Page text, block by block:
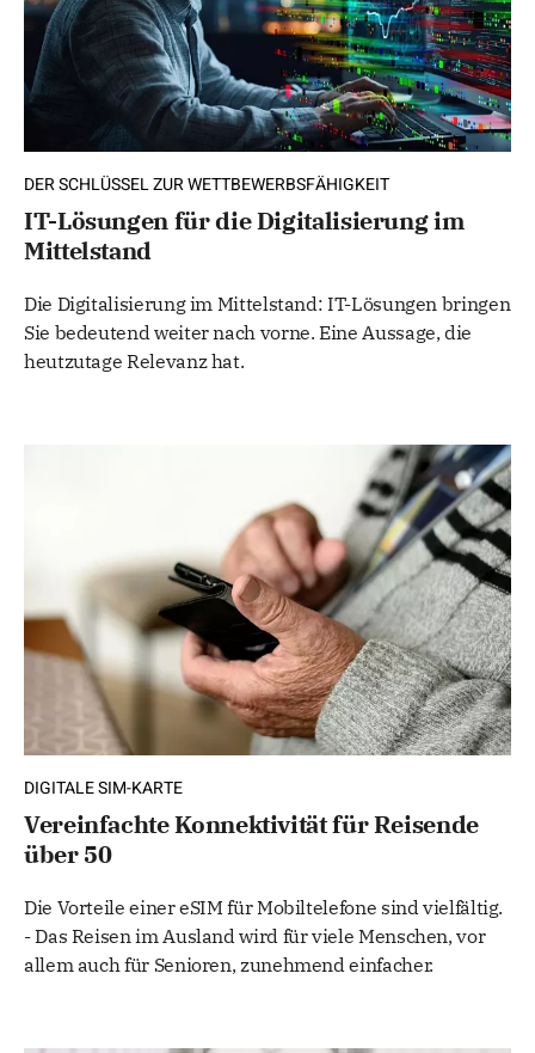
DER SCHLÜSSEL ZUR WETTBEWERBSFÄHIGKEIT
IT-Lösungen für die Digitalisierung im
Mittelstand
Die Digitalisierung im Mittelstand: IT-Lösungen bringen
Sie bedeutend weiter nach vorne. Eine Aussage, die
heutzutage Relevanz hat.
DIGITALE SIM-KARTE
Vereinfachte Konnektivität für Reisende
über 50
Die Vorteile einer eSIM für Mobiltelefone sind vielfältig.
- Das Reisen im Ausland wird für viele Menschen, vor
allem auch für Senioren, zunehmend einfacher.